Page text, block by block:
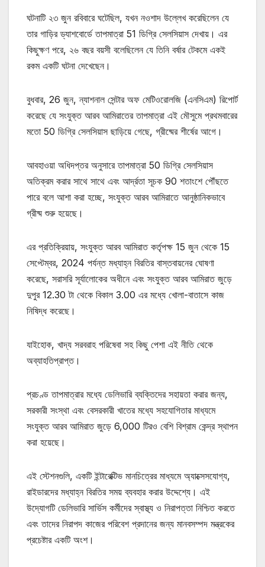
ঘটনাটি ২৩ জুন রবিবারে ঘটেছিল, যখন নওশাদ উল্লেখ করেছিলেন যে
তার গাড়ির ড্যাশবোর্ডে তাপমাত্রা 51 ডিগ্রি সেলসিয়াস দেখায়। এর
কিছুক্ষণ পরে, ২৬ বছর বয়সী বলেছিলেন যে তিনি বর্ষার টেকমে একই
রকম একটি ঘটনা দেখেছেন।
বুধবার, 26 জুন, ন্যাশনাল সেন্টার অফ মেটিওরোলজি (এনসিএম) রিপোর্ট
করেছে যে সংযুক্ত আরব আমিরাতের তাপমাত্রা এই মৌসুমে প্রথমবারের
মতো 50 ডিগ্রি সেলসিয়াস ছাড়িয়ে গেছে, গ্রীষ্মের শীর্ষের আগে।
আবহাওয়া অধিদপ্তর অনুসারে তাপমাত্রা 50 ডিগ্রি সেলসিয়াস
অতিক্রম করার সাথে সাথে এবং আর্দ্রতা সূচক 90 শতাংশে পৌঁছতে
পারে বলে আশা করা হচ্ছে, সংযুক্ত আরব আমিরাতে আনুষ্ঠানিকভাবে
গ্রীষ্ম শুরু হয়েছে।
এর প্রতিক্রিয়ায়, সংযুক্ত আরব আমিরাত কর্তৃপক্ষ 15 জুন থেকে 15
সেপ্টেম্বর, 2024 পর্যন্ত মধ্যাহ্ন বিরতির বাস্তবায়নের ঘোষণা
করেছে, সরাসরি সূর্যালোকের অধীনে এবং সংযুক্ত আরব আমিরাত জুড়ে
দুপুর 12.30 টা থেকে বিকাল 3.00 এর মধ্যে খোলা-বাতাসে কাজ
নিষিদ্ধ করেছে।
যাইহোক, খাদ্য সরবরাহ পরিষেবা সহ কিছু পেশা এই নীতি থেকে
অব্যাহতিপ্রাপ্ত।
প্রচণ্ড তাপমাত্রার মধ্যে ডেলিভারি ব্যক্তিদের সহায়তা করার জন্য,
সরকারী সংস্থা এবং বেসরকারী খাতের মধ্যে সহযোগিতার মাধ্যমে
সংযুক্ত আরব আমিরাত জুড়ে 6,000 টিরও বেশি বিশ্রাম কেন্দ্র স্থাপন
করা হয়েছে।
এই স্টেশনগুলি, একটি ইন্টারেক্টিভ মানচিত্রের মাধ্যমে অ্যাক্সেসযোগ্য,
রাইডারদের মধ্যাহ্ন বিরতির সময় ব্যবহার করার উদ্দেশ্যে। এই
উদ্যোগটি ডেলিভারি সার্ভিস কর্মীদের স্বাস্থ্য ও নিরাপত্তা নিশ্চিত করতে
এবং তাদের নিরাপদ কাজের পরিবেশ প্রদানের জন্য মানবসম্পদ মন্ত্রকের
প্রচেষ্টার একটি অংশ।